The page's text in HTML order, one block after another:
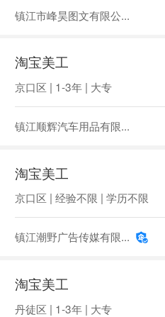
镇江市峰昊图文有限公...
淘宝美工
京口区 | 1-3年 | 大专
镇江顺辉汽车用品有限...
淘宝美工
京口区 | 经验不限 | 学历不限
镇江潮野广告传媒有限...
淘宝美工
丹徒区 | 1-3年 | 大专